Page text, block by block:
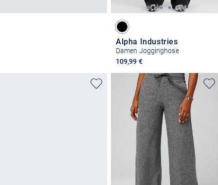
Alpha Industries
Damen Jogginghose
109,99 €